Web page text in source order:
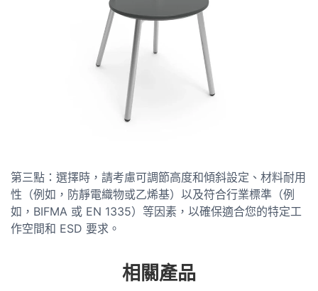
第三點：選擇時，請考慮可調節高度和傾斜設定、材料耐用
性（例如，防靜電織物或乙烯基）以及符合行業標準（例
如，BIFMA 或 EN 1335）等因素，以確保適合您的特定工
作空間和 ESD 要求。
相關產品